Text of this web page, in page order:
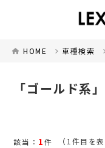
HOME 車種検索
「ゴールド系
該当： 1件 （1件目を